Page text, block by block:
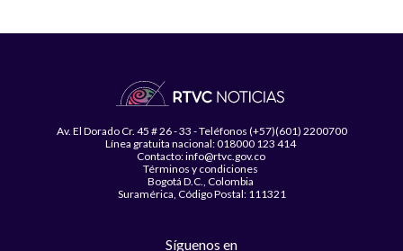
Av. El Dorado Cr. 45 # 26 - 33 - Teléfonos (+57)(601) 2200700
Línea gratuita nacional: 018000 123 414
Contacto: info@rtvc.gov.co
Términos y condiciones
Bogotá D.C., Colombia
Suramérica, Código Postal: 111321
Síguenos en